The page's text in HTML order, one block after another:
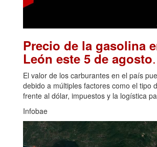
Precio de la gasolina
León este 5 de agosto
El valor de los carburantes en el país
debido a múltiples factores como el tipo
frente al dólar, impuestos y la logística
Infobae